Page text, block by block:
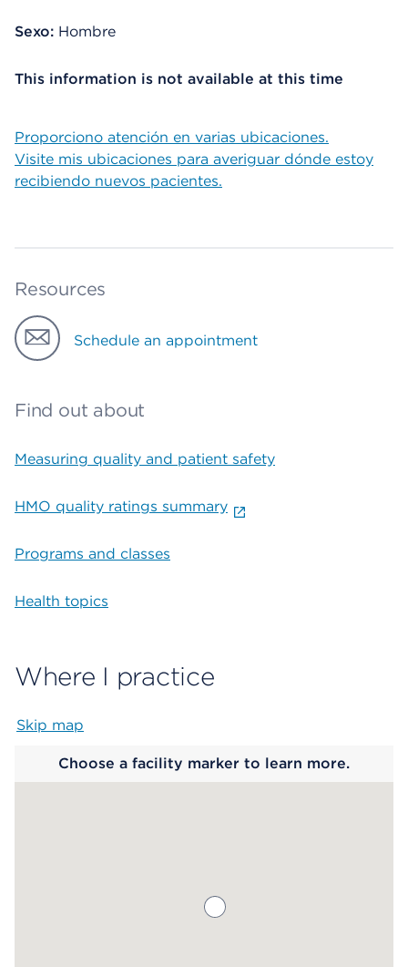
Sexo: Hombre
This information is not available at this time
Proporciono atención en varias ubicaciones.
Visite mis ubicaciones para averiguar dónde estoy
recibiendo nuevos pacientes.
Resources
Schedule an appointment
Find out about
Measuring quality and patient safety
HMO quality ratings summary
Programs and classes
Health topics
Where I practice
Skip map
Choose a facility marker to learn more.